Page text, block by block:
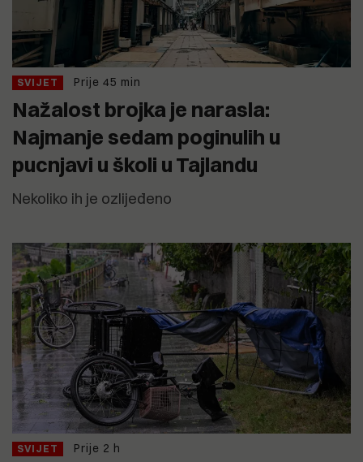
SVIJET Prije 45 min
Nažalost brojka je narasla:
Najmanje sedam poginulih u
pucnjavi u školi u Tajlandu
Nekoliko ih je ozlijeđeno
SVIJET Prije 2 h